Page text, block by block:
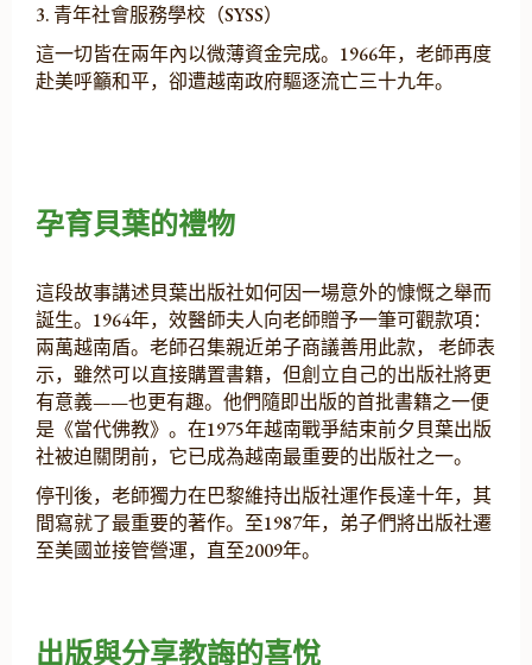
3. 青年社會服務學校（SYSS）
這一切皆在兩年內以微薄資金完成。1966年，老師再度
赴美呼籲和平，卻遭越南政府驅逐流亡三十九年。
孕育貝葉的禮物
這段故事講述貝葉出版社如何因一場意外的慷慨之舉而
誕生。1964年，效醫師夫人向老師贈予一筆可觀款項：
兩萬越南盾。老師召集親近弟子商議善用此款， 老師表
示，雖然可以直接購置書籍，但創立自己的出版社將更
有意義——也更有趣。他們隨即出版的首批書籍之一便
是《當代佛教》。在1975年越南戰爭結束前夕貝葉出版
社被迫關閉前，它已成為越南最重要的出版社之一。
停刊後，老師獨力在巴黎維持出版社運作長達十年，其
間寫就了最重要的著作。至1987年，弟子們將出版社遷
至美國並接管營運，直至2009年。
出版與分享教誨的喜悅